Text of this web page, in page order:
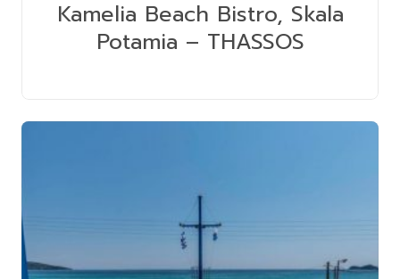
Kamelia Beach Bistro, Skala
Potamia – THASSOS